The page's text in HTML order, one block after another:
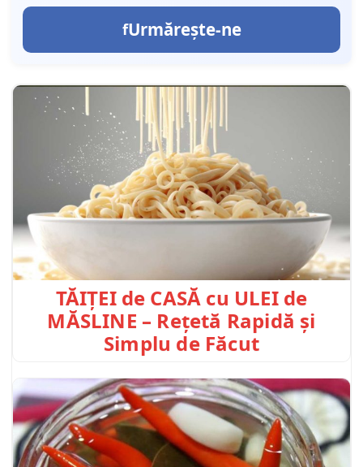
Urmărește-ne
TĂIȚEI de CASĂ cu ULEI de
MĂSLINE – Rețetă Rapidă și
Simplu de Făcut